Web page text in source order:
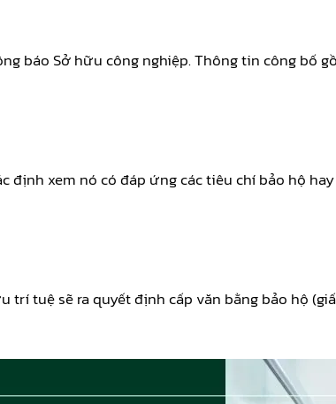
báo Sở hữu công nghiệp. Thông tin công bố
xem nó có đáp ứng các tiêu chí bảo hộ
trí tuệ sẽ ra quyết định cấp văn bằng bảo hộ